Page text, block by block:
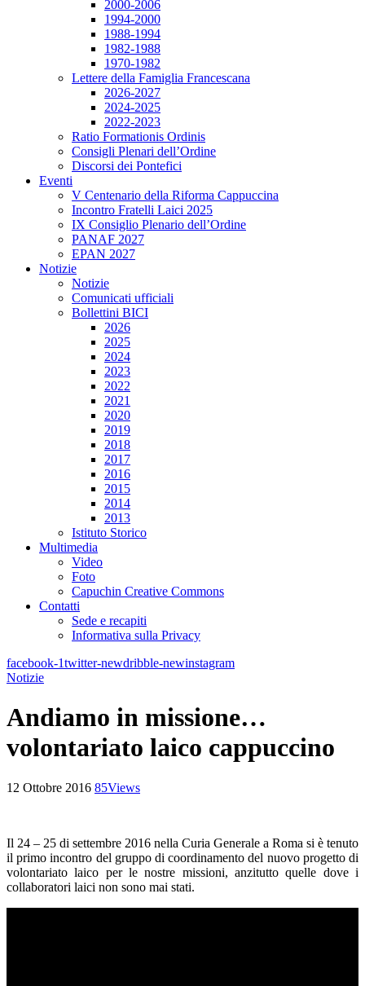
2000-2006
1994-2000
1988-1994
1982-1988
1970-1982
Lettere della Famiglia Francescana
2026-2027
2024-2025
2022-2023
Ratio Formationis Ordinis
Consigli Plenari dell’Ordine
Discorsi dei Pontefici
Eventi
V Centenario della Riforma Cappuccina
Incontro Fratelli Laici 2025
IX Consiglio Plenario dell’Ordine
PANAF 2027
EPAN 2027
Notizie
Notizie
Comunicati ufficiali
Bollettini BICI
2026
2025
2024
2023
2022
2021
2020
2019
2018
2017
2016
2015
2014
2013
Istituto Storico
Multimedia
Video
Foto
Capuchin Creative Commons
Contatti
Sede e recapiti
Informativa sulla Privacy
facebook-1twitter-newdribble-newinstagram
Notizie
Andiamo in missione…
volontariato laico cappuccino
12 Ottobre 2016 85Views
Il 24 – 25 di settembre 2016 nella Curia Generale a Roma si è tenuto
il primo incontro del gruppo di coordinamento del nuovo progetto di
volontariato laico per le nostre missioni, anzitutto quelle dove i
collaboratori laici non sono mai stati.